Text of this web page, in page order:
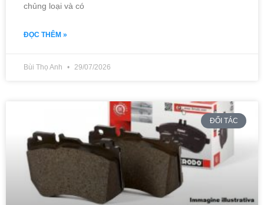
chủng loại và có
ĐỌC THÊM »
Bùi Thọ Anh 29/07/2026
ĐỐI TÁC